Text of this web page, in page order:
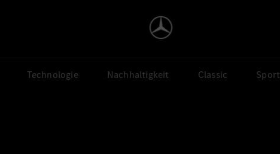
Technologie Nachhaltigkeit Classic Sport